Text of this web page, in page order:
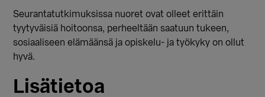
Seurantatutkimuksissa nuoret ovat olleet erittäin
tyytyväisiä hoitoonsa, perheeltään saatuun tukeen,
sosiaaliseen elämäänsä ja opiskelu- ja työkyky on ollut
hyvä.
Lisätietoa